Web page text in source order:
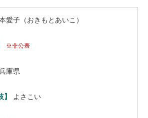
愛子（おきもとあいこ）
※非公表
庫県
】 よさこい